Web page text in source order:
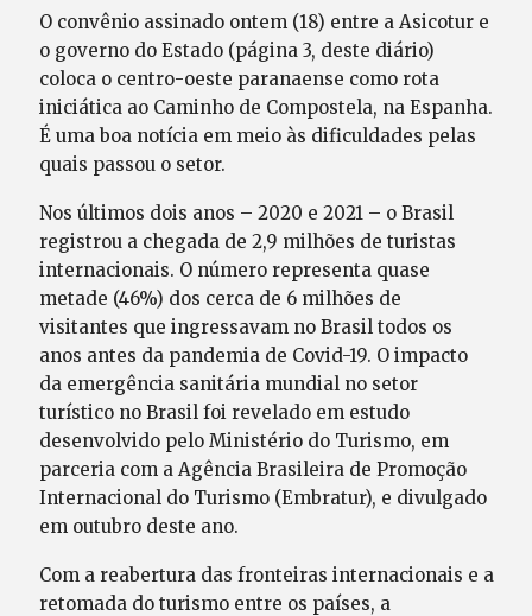
O convênio assinado ontem (18) entre a Asicotur e
o governo do Estado (página 3, deste diário)
coloca o centro-oeste paranaense como rota
iniciática ao Caminho de Compostela, na Espanha.
É uma boa notícia em meio às dificuldades pelas
quais passou o setor.
Nos últimos dois anos – 2020 e 2021 – o Brasil
registrou a chegada de 2,9 milhões de turistas
internacionais. O número representa quase
metade (46%) dos cerca de 6 milhões de
visitantes que ingressavam no Brasil todos os
anos antes da pandemia de Covid-19. O impacto
da emergência sanitária mundial no setor
turístico no Brasil foi revelado em estudo
desenvolvido pelo Ministério do Turismo, em
parceria com a Agência Brasileira de Promoção
Internacional do Turismo (Embratur), e divulgado
em outubro deste ano.
Com a reabertura das fronteiras internacionais e a
retomada do turismo entre os países, a